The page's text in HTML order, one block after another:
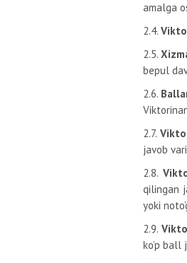
amalga
2.4.
2.5.
bepul
2.6.
2.7.
javob
2.8.
qilingan
yoki
2.9.
ko’p ball